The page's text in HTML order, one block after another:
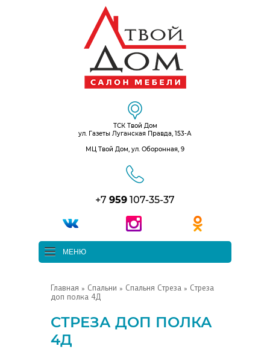
ТСК Твой Дом
ул. Газеты Луганская Правда, 153-А
МЦ Твой Дом, ул. Оборонная, 9
+7 959 107-35-37
МЕНЮ
Главная » Спальни » Спальня Стреза » Стреза
доп полка 4Д
СТРЕЗА ДОП ПОЛКА
4Д